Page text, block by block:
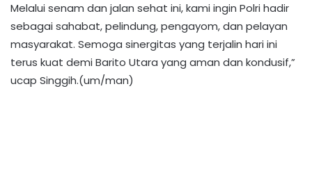
Melalui senam dan jalan sehat ini, kami ingin Polri hadir
sebagai sahabat, pelindung, pengayom, dan pelayan
masyarakat. Semoga sinergitas yang terjalin hari ini
terus kuat demi Barito Utara yang aman dan kondusif,”
ucap Singgih.(um/man)